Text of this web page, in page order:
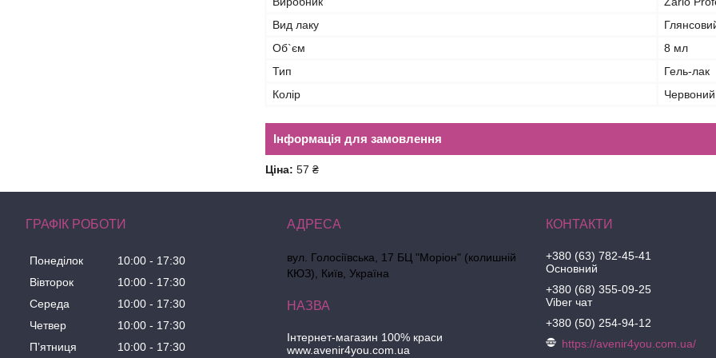
Вид лаку
Об`єм
8 мл
Тип
Гель-лак
Колір
Червоний
Інформація для замовлення
Ціна: 57 ₴
ГРАФІК РОБОТИ
Понеділок 10:00
17:30
Вівторок
10:00
17:30
Середа
10:00
17:30
Четвер
10:00
17:30
Пʼятниця
10:00 17:30
вул. Голосіївська, 17 БЦ "Моріон" (колишній
КЮЗ), Київ, Україна
Інтернет-магазин 100% краси
www.avenir4you.com.ua
+380 (63) 782-45-41
Основний
+380 (68) 355-09-25
Viber чат
+380 (50) 254-94-12
https://avenir4you.com.ua/